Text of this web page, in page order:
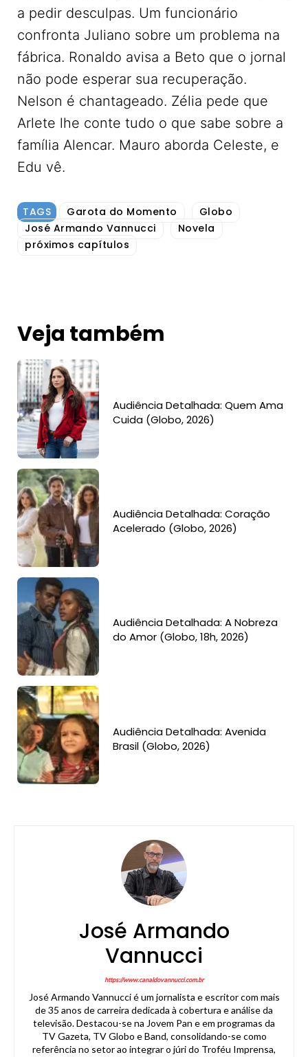
a pedir desculpas. Um funcionário
confronta Juliano sobre um problema na
fábrica. Ronaldo avisa a Beto que o jornal
não pode esperar sua recuperação.
Nelson é chantageado. Zélia pede que
Arlete lhe conte tudo o que sabe sobre a
família Alencar. Mauro aborda Celeste, e
Edu vê.
TAGS Garota do Momento
Globo
José Armando Vannucci
Novela
próximos capítulos
Veja também
Audiência Detalhada: Quem Ama
Cuida (Globo, 2026)
Audiência Detalhada: Coração
Acelerado (Globo, 2026)
Audiência Detalhada: A Nobreza
do Amor (Globo, 18h, 2026)
Audiência Detalhada: Avenida
Brasil (Globo, 2026)
José Armando
Vannucci
https://www.canaldovannucci.com.br
José Armando Vannucci é um jornalista e escritor com mais
de 35 anos de carreira dedicada à cobertura e análise da
televisão. Destacou-se na Jovem Pan e em programas da
TV Gazeta, TV Globo e Band, consolidando-se como
referência no setor ao integrar o júri do Troféu Imprensa,